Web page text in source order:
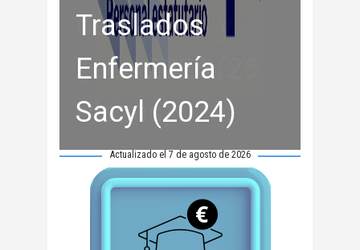
Traslados
Enfermería
Sacyl (2024)
Actualizado el 7 de agosto de 2026